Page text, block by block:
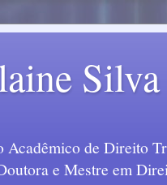
Acadêmico de Direito
e Mestre em